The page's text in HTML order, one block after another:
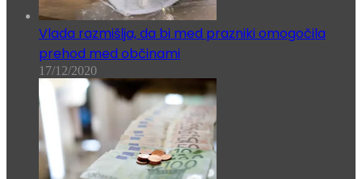
Vlada razmišlja, da bi med prazniki omogočila
prehod med občinami
17/12/2020